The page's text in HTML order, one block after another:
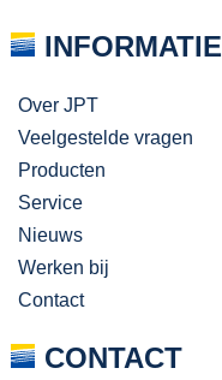
INFORMATIE
Over JPT
Veelgestelde vragen
Producten
Service
Nieuws
Werken bij
Contact
CONTACT